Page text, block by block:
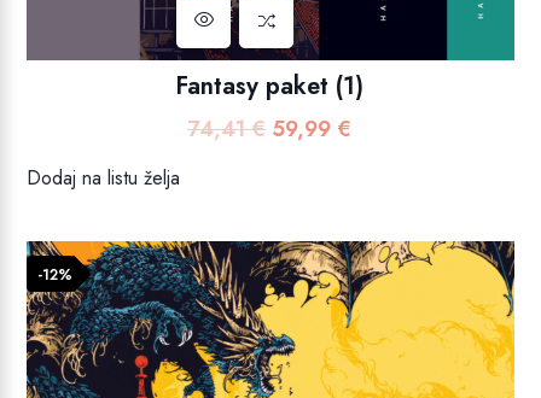
Fantasy paket (1)
74,41€ Izvorna
74,41 €.
59,99 €
Dodaj na listu želja
-12%